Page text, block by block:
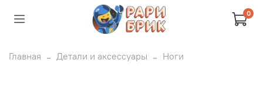
0
Главная Детали и аксессуары Ноги